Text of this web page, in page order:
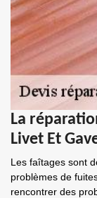
La
Livet Et
Les faîtages sont
problèmes de
rencontrer des